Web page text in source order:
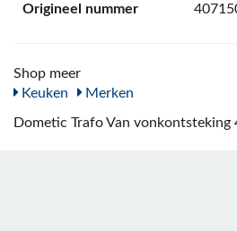
Origineel nummer
Shop meer
Keuken
Merken
Dometic Trafo Van vonkontsteking